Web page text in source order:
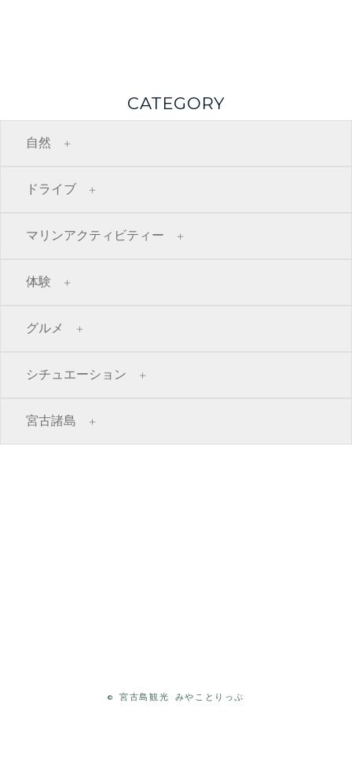
CATEGORY
自然
ドライブ
マリンアクティビティー
体験
グルメ
シチュエーション
宮古諸島
©宮古島観光 みやことりっぷ